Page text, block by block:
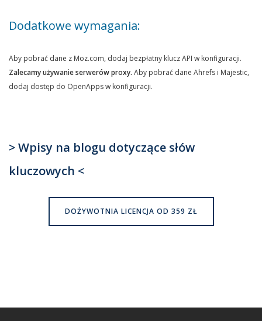
Dodatkowe wymagania:
Aby pobrać dane z Moz.com, dodaj bezpłatny klucz API w konfiguracji.
Zalecamy używanie serwerów proxy. Aby pobrać dane Ahrefs i Majestic,
dodaj dostęp do OpenApps w konfiguracji.
> Wpisy na blogu dotyczące słów
kluczowych <
DOŻYWOTNIA LICENCJA OD 359 ZŁ